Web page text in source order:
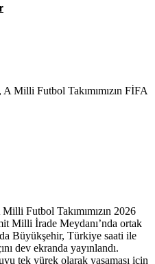
Futbol Takımımızın 2026
Milli İrade Meydanı’nda ortak
Büyükşehir, Türkiye saati ile
dev ekranda yayınlandı.
tek yürek olarak yaşaması için